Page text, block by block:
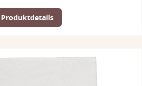
Produktdetails